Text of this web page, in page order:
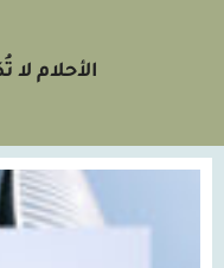
الأحلام